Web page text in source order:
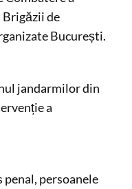
de
București.
jandarmilor din
a
persoanele